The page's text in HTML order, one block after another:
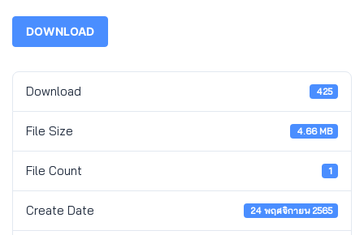
DOWNLOAD
Download 425
File Size 4.66 MB
File Count 1
Create Date 24 พฤศจิกายน 2565